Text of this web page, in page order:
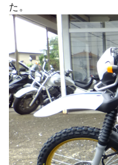
た。